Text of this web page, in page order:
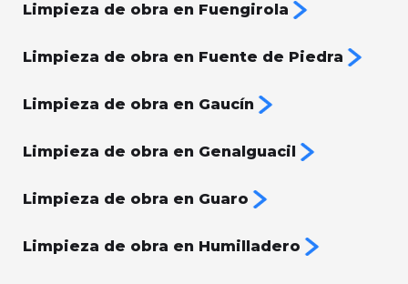
Limpieza de obra en Fuengirola
Limpieza de obra en Fuente de Piedra
Limpieza de obra en Gaucín
Limpieza de obra en Genalguacil
Limpieza de obra en Guaro
Limpieza de obra en Humilladero